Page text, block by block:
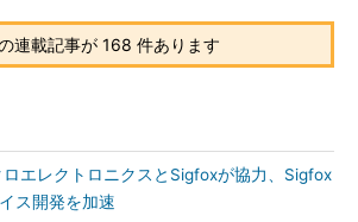
連載記事が 168 件あります
ロエレクトロニクスとSigfoxが協力、Sigfox
ス開発を加速